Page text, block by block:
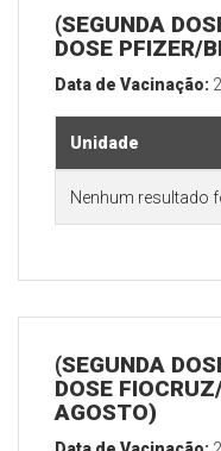
(SEGUNDA
DOSE PFIZER/
Data de Vacinação:
Unidade
Nenhum resultado
(SEGUNDA
DOSE
AGOSTO)